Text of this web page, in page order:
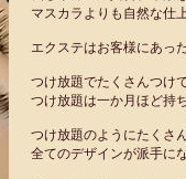
マスカラよりも自然な仕
エクステはお客様にあっ
つけ放題でたくさんつけ
つけ放題は一か月ほど持
つけ放題のようにたくさ
全てのデザインが派手に